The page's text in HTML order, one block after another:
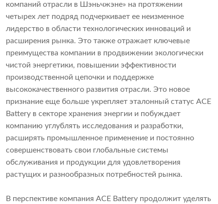
компаний отрасли в Шэньчжэне» на протяжении
четырех лет подряд подчеркивает ее неизменное
лидерство в области технологических инноваций и
расширения рынка. Это также отражает ключевые
преимущества компании в продвижении экологически
чистой энергетики, повышении эффективности
производственной цепочки и поддержке
высококачественного развития отрасли. Это новое
признание еще больше укрепляет эталонный статус ACE
Battery в секторе хранения энергии и побуждает
компанию углублять исследования и разработки,
расширять промышленное применение и постоянно
совершенствовать свои глобальные системы
обслуживания и продукции для удовлетворения
растущих и разнообразных потребностей рынка.
В перспективе компания ACE Battery продолжит уделять